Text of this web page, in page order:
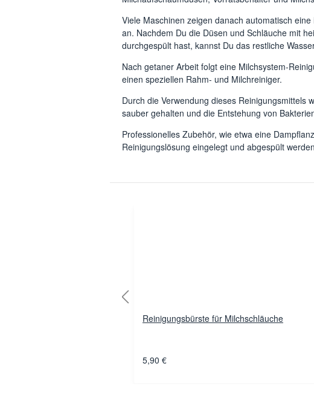
Viele Maschinen zeigen danach automatisch
an. Nachdem Du die Düsen und Schläuche mit
durchgespült hast, kannst Du das restliche
Nach getaner Arbeit folgt eine Milchsystem-
einen speziellen Rahm- und Milchreiniger.
Durch die Verwendung dieses Reinigungsmittels
sauber gehalten und die Entstehung von
Professionelles Zubehör, wie etwa eine
Reinigungslösung eingelegt und abgespült
Reinigungsbürste für Milchschläuche
5,90 €